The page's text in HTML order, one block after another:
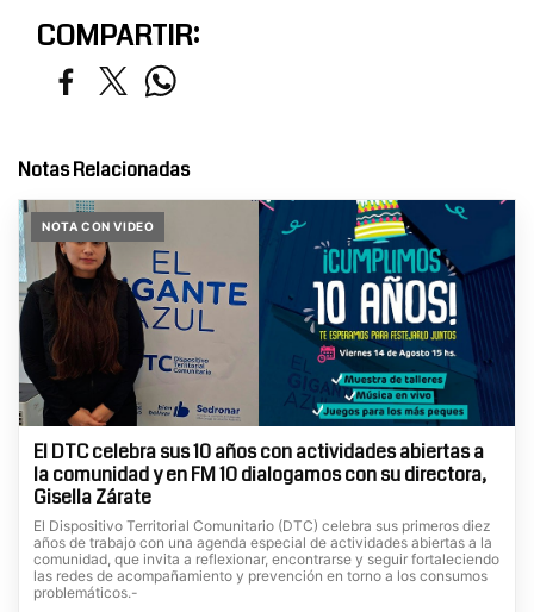
COMPARTIR:
Notas Relacionadas
NOTA CON VIDEO
El DTC celebra sus 10 años con actividades abiertas a
la comunidad y en FM 10 dialogamos con su directora,
Gisella Zárate
El Dispositivo Territorial Comunitario (DTC) celebra sus primeros diez
años de trabajo con una agenda especial de actividades abiertas a la
comunidad, que invita a reflexionar, encontrarse y seguir fortaleciendo
las redes de acompañamiento y prevención en torno a los consumos
problemáticos.-